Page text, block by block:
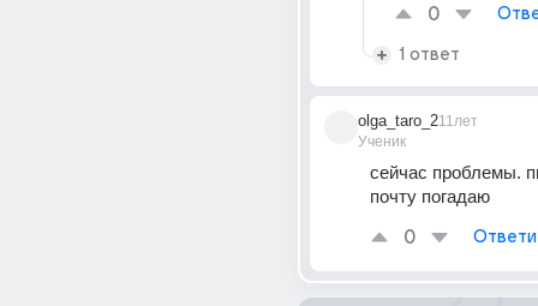
0
1 ответ
olga_taro_2
Ученик
11лет
сейчас проблемы.
почту погадаю
0